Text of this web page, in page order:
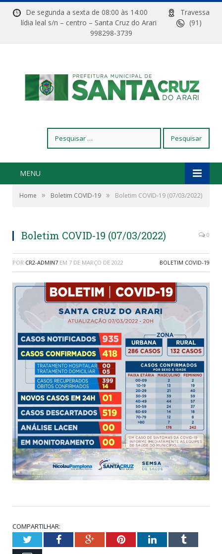
De segunda a sexta de 08:00 às 14:00
Travessa
lídia leal s/n – centro – Santa Cruz do Arari
(91)
998298-3739
por:
MENU
Home » Boletim COVID-19 » Boletim COVID-19 (07/03/2022)
Boletim COVID-19 (07/03/2022) 0
POR CR2-ADMIN7 EM 7 DE MARÇO DE 2022 BOLETIM COVID-19
COMPARTILHAR:
TwitterFacebookGoogle+PinterestLinkedInTumblr